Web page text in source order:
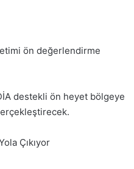
ön değerlendirme
destekli ön heyet bölgeye
Çıkıyor